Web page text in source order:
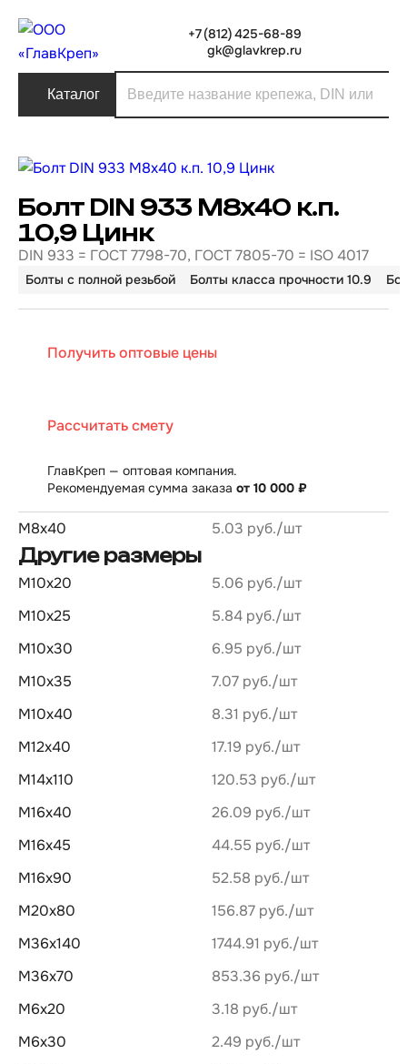
gk@glavkrep.ru
+7 (812) 425-68-89
Каталог
Болт DIN 933 М8х40 к.п.
10,9 Цинк
DIN 933 = ГОСТ 7798-70, ГОСТ 7805-70 = ISO 4017
Болты с полной резьбой Болты класса прочности 10.9
Получить оптовые цены
Рассчитать смету
ГлавКреп — оптовая компания.
Рекомендуемая сумма заказа от 10 000 ₽
М8х40 5.03 руб.
Другие размеры
М10х20
5.06 руб.
М10х25
5.84 руб.
М10х30
6.95 руб.
М10х35
7.07 руб.
М10х40
8.31 руб.
М12х40
17.19 руб.
М14х110
120.53 руб.
М16х40
26.09 руб.
М16х45
44.55 руб.
М16х90
52.58 руб.
М20х80
156.87 руб.
М36х140
1744.91 руб.
М36х70
853.36 руб.
М6х20
3.18 руб.
М6х30
2.49 руб.